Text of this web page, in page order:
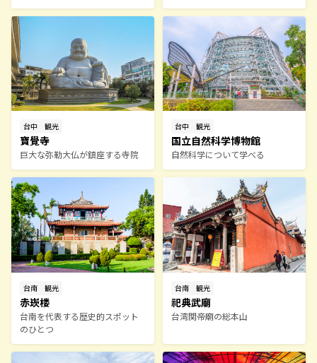
台中 観光
寶覺寺
巨大な弥勒大仏が鎮座する寺院
台中 観光
国立自然科学博物館
自然科学について学べる
台南 観光
赤崁楼
台南を代表する歴史的スポット
のひとつ
台南 観光
祀典武廟
台湾関帝廟の総本山